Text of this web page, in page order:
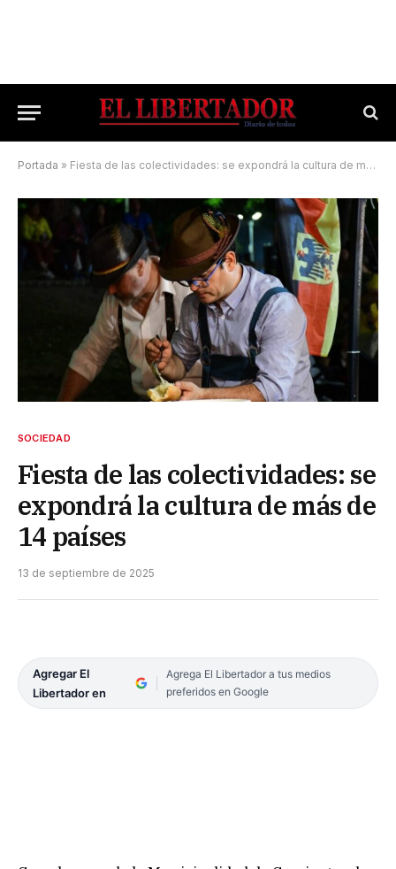
Portada » Fiesta de las colectividades: se expondrá la cultura de más de 14 países
SOCIEDAD
Fiesta de las colectividades: se
expondrá la cultura de más de
14 países
13 de septiembre de 2025
Agregar El
Libertador en
Agrega El Libertador a tus medios
preferidos en Google